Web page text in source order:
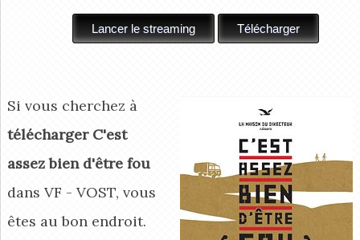
Si vous cherchez à
télécharger C'est
assez bien d'être fou
dans VF - VOST, vous
êtes au bon endroit.